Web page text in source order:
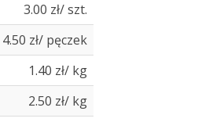
3.00 zł/ szt.
4.50 zł/ pęczek
1.40 zł/ kg
2.50 zł/ kg